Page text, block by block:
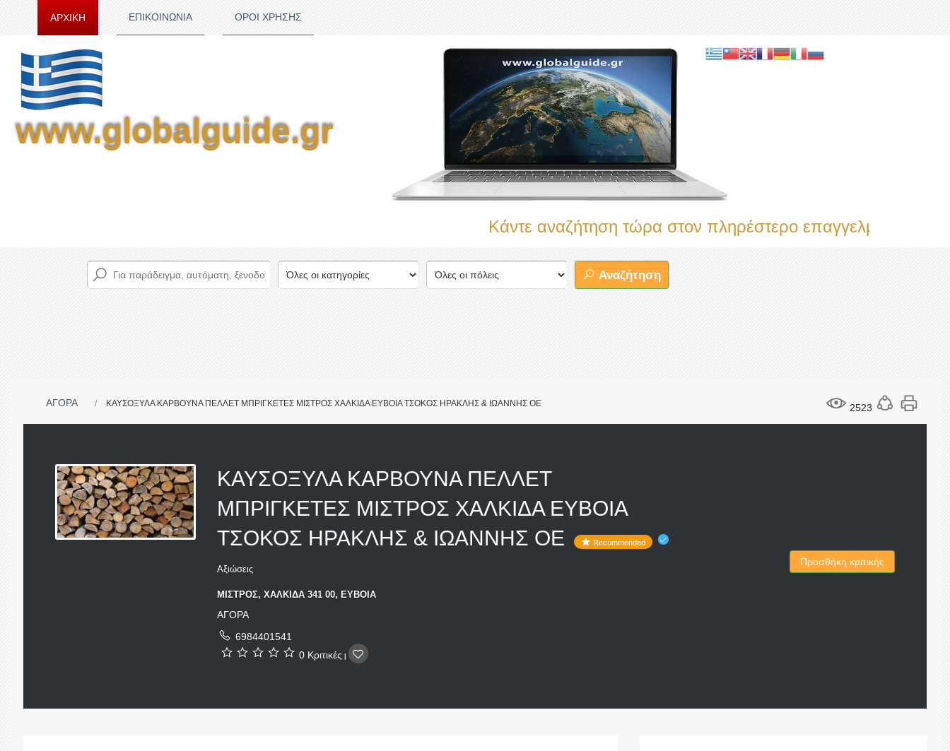
ΑΡΧΙΚΗ ΕΠΙΚΟΙΝΩΝΙΑ ΟΡΟΙ ΧΡΗΣΗΣ
www.globalguide.gr
Κάντε αναζήτηση τώρα στον πληρέστερο επαγγελματικό κατάλογο
Αναζήτηση
2523
ΑΓΟΡΑ ΚΑΥΣΟΞΥΛΑ ΚΑΡΒΟΥΝΑ ΠΕΛΛΕΤ ΜΠΡΙΓΚΕΤΕΣ ΜΙΣΤΡΟΣ ΧΑΛΚΙΔΑ ΕΥΒΟΙΑ ΤΣΟΚΟΣ ΗΡΑΚΛΗΣ & ΙΩΑΝΝΗΣ ΟΕ
ΚΑΥΣΟΞΥΛΑ ΚΑΡΒΟΥΝΑ ΠΕΛΛΕΤ
ΜΠΡΙΓΚΕΤΕΣ ΜΙΣΤΡΟΣ ΧΑΛΚΙΔΑ ΕΥΒΟΙΑ
ΤΣΟΚΟΣ ΗΡΑΚΛΗΣ & ΙΩΑΝΝΗΣ ΟΕ
Recommended
Αξιώσεις
ΜΙΣΤΡΟΣ, ΧΑΛΚΙΔΑ 341 00, ΕΥΒΟΙΑ
ΑΓΟΡΑ
6984401541
0 Κριτικές
Προσθήκη κριτικής